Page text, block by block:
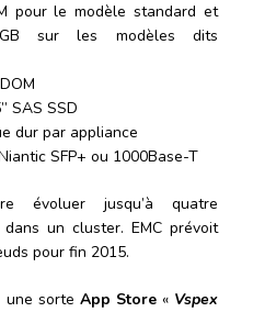
pour le modèle standard et
sur les modèles dits
SAS SSD
dur par appliance
SFP+ ou 1000Base-T
évoluer jusqu’à quatre
un cluster. EMC prévoit
pour fin 2015.
une sorte App Store« Vspex